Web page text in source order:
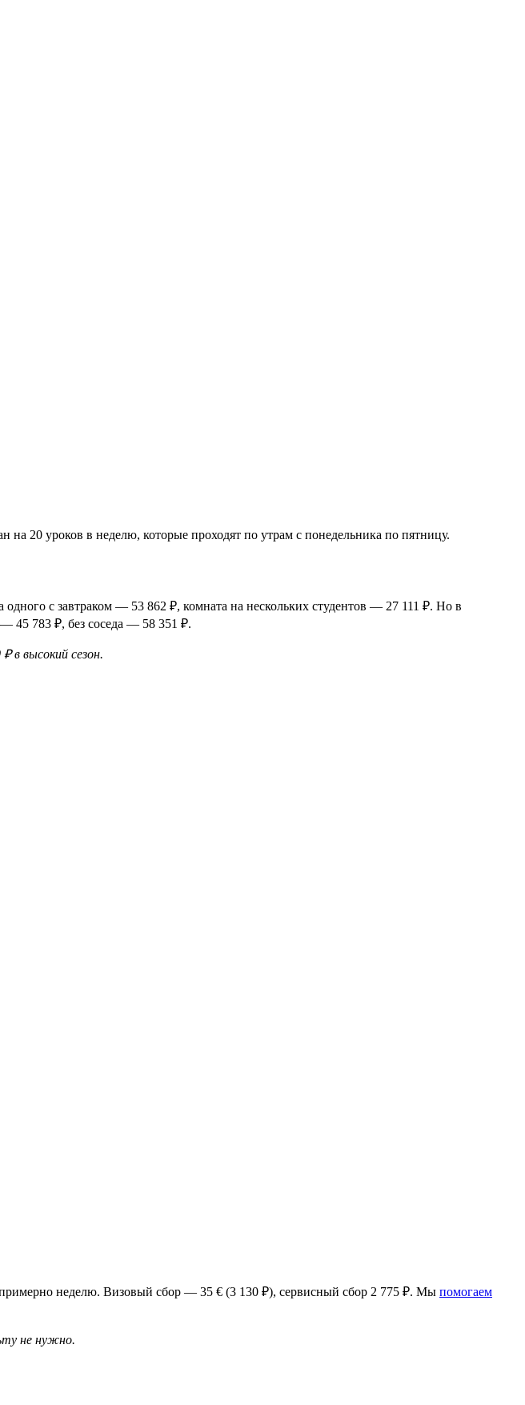
на 20 уроков в неделю, которые проходят по утрам с понедельника по пятницу.
одного с завтраком — 53 862 ₽, комната на нескольких студентов — 27 111 ₽. Но в
45 783 ₽, без соседа — 58 351 ₽.
в высокий сезон.
неделю. Визовый сбор — 35 € (3 130 ₽), сервисный сбор 2 775 ₽. Мы помогаем
не нужно.